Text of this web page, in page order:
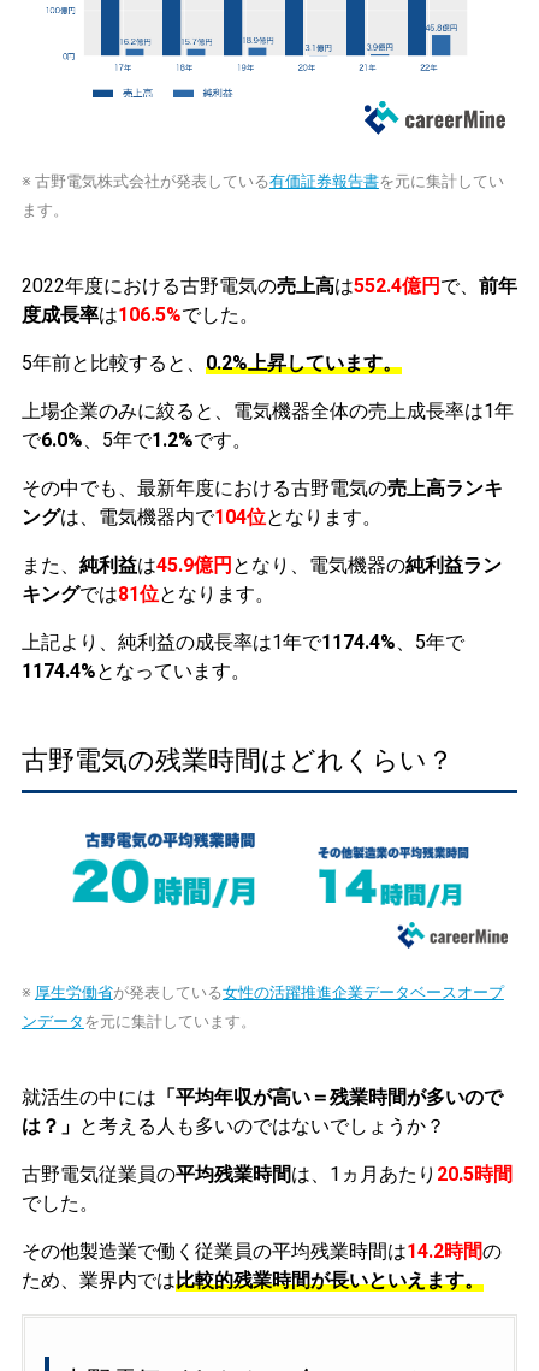
※ 古野電気株式会社が発表している有価証券報告書を元に集計してい
ます。
2022年度における古野電気の売上高は552.4億円 で、 前年
度成長率は106.5%でした。
5年前と比較すると、 0.2%上昇しています。
上場企業のみに絞ると、電気機器全体の売上成長率は1年
で6.0%、5年で1.2%です。
その中でも、最新年度における古野電気の売上高ランキ
ングは、電気機器内で104位となります。
また、 純利益は45.9億円 となり、電気機器の純利益ラン
キングでは81位となります。
上記より、純利益の成長率は1年で1174.4%、5年で
1174.4%となっています。
古野電気の残業時間はどれくらい？
※ 厚生労働省が発表している女性の活躍推進企業データベースオープ
ンデータ を元に集計しています。
就活生の中には 「平均年収が高い＝残業時間が多いので
は？」 と考える人も多いのではないでしょうか？
古野電気従業員の平均残業時間は、1ヵ月あたり 20.5時間
でした。
その他製造業で働く従業員の平均残業時間は14.2時間の
ため、業界内では比較的残業時間が長いといえます。